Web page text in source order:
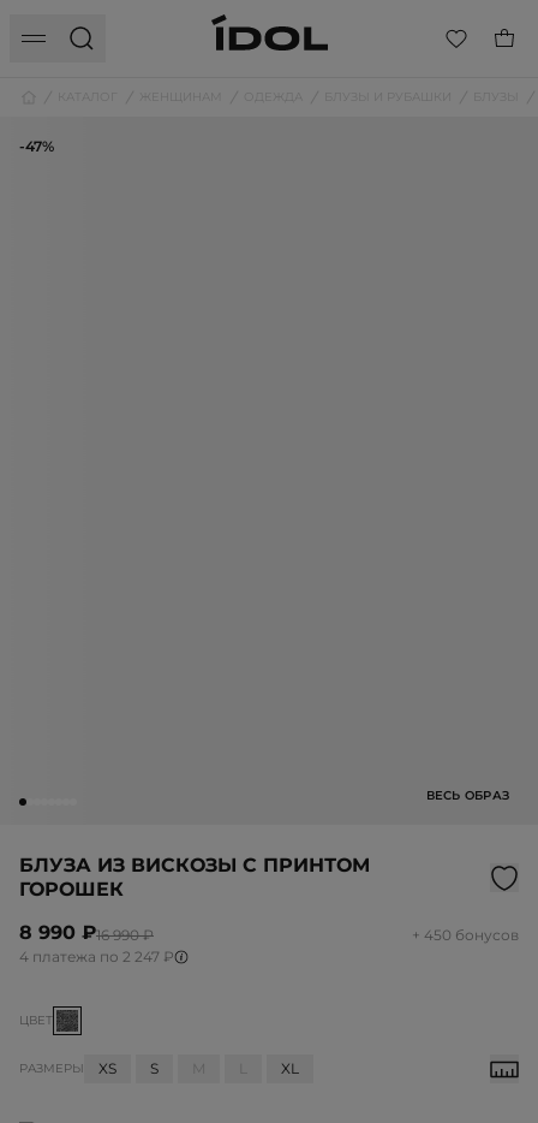
-47%
ВЕСЬ ОБРАЗ
БЛУЗА ИЗ ВИСКОЗЫ С ПРИНТОМ
ГОРОШЕК
8 990 ₽16 990 ₽
+ 450 бонусов
4 платежа по 2 247 ₽
ЦВЕТ
РАЗМЕРЫ XS S M XL